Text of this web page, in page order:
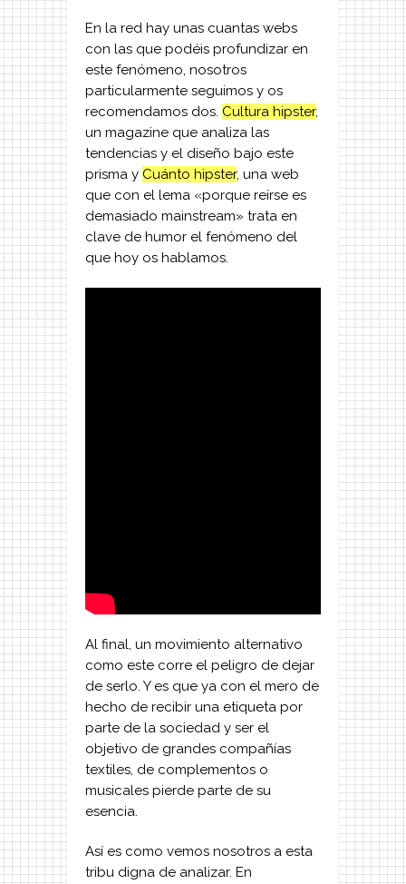
En la red hay unas cuantas webs
con las que podéis profundizar en
este fenómeno, nosotros
particularmente seguimos y os
recomendamos dos. Cultura hipster,
un magazine que analiza las
tendencias y el diseño bajo este
prisma y Cuánto hipster, una web
que con el lema «porque reírse es
demasiado mainstream» trata en
clave de humor el fenómeno del
que hoy os hablamos.
Al final, un movimiento alternativo
como este corre el peligro de dejar
de serlo. Y es que ya con el mero de
hecho de recibir una etiqueta por
parte de la sociedad y ser el
objetivo de grandes compañías
textiles, de complementos o
musicales pierde parte de su
esencia.
Así es como vemos nosotros a esta
tribu digna de analizar. En